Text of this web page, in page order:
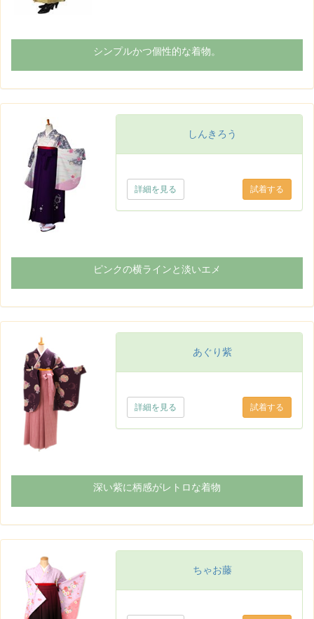
シンプルかつ個性的な着物。
しんきろう
詳細を見る
ピンクの横ラインと淡いエメ
あぐり紫
詳細を見る
深い紫に柄感がレトロな着物
ちゃお藤